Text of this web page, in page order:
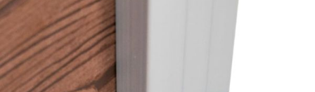
Плащане на 6 вноски. Стойността на поръчката се
разпределя в 6 равни месечни вноски с оскъпяване. За
покупки на стойност до 2000 лв. / €1022.61